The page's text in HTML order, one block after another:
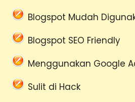
Blogspot Mudah
Blogspot SEO Friendly
Menggunakan Google
Sulit di Hack